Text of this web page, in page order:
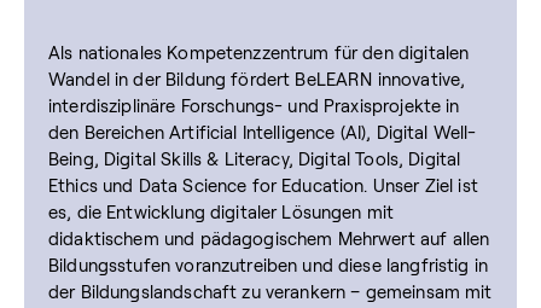
Als nationales Kompetenzzentrum für den digitalen
Wandel in der Bildung fördert BeLEARN innovative,
interdisziplinäre Forschungs- und Praxisprojekte in
den Bereichen Artificial Intelligence (AI), Digital Well-
Being, Digital Skills & Literacy, Digital Tools, Digital
Ethics und Data Science for Education. Unser Ziel ist
es, die Entwicklung digitaler Lösungen mit
didaktischem und pädagogischem Mehrwert auf allen
Bildungsstufen voranzutreiben und diese langfristig in
der Bildungslandschaft zu verankern – gemeinsam mit